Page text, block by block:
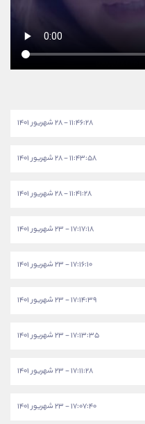
۱۱:۴۶:۲۸ - ۲۸ شهریور ۱۴۰۱
۱۱:۴۳:۵۸ - ۲۸ شهریور ۱۴۰۱
۱۱:۴۱:۲۸ - ۲۸ شهریور ۱۴۰۱
۱۷:۱۷:۱۸ - ۲۳ شهریور ۱۴۰۱
۱۷:۱۶:۱۰ - ۲۳ شهریور ۱۴۰۱
۱۷:۱۴:۳۹ - ۲۳ شهریور ۱۴۰۱
۱۷:۱۳:۳۵ - ۲۳ شهریور ۱۴۰۱
۱۷:۱۱:۲۸ - ۲۳ شهریور ۱۴۰۱
۱۷:۰۷:۴۰ - ۲۳ شهریور ۱۴۰۱